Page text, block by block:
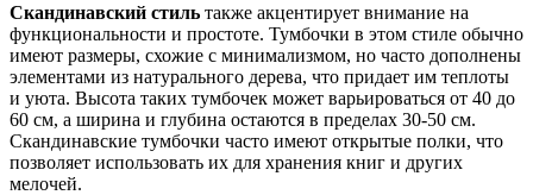
Скандинавский стиль также акцентирует внимание на
функциональности и простоте. Тумбочки в этом стиле обычно
имеют размеры, схожие с минимализмом, но часто дополнены
элементами из натурального дерева, что придает им теплоты
и уюта. Высота таких тумбочек может варьироваться от 40 до
60 см, а ширина и глубина остаются в пределах 30-50 см.
Скандинавские тумбочки часто имеют открытые полки, что
позволяет использовать их для хранения книг и других
мелочей.